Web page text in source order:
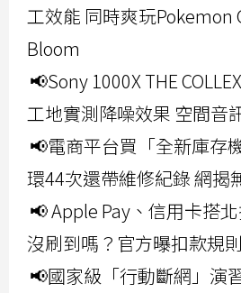
工效能 同時爽玩Pokemon
Bloom
📢Sony 1000X THE
工地實測降噪效果 空間音
📢電商平台買「全新庫存
環44次還帶維修紀錄 網揭
📢 Apple Pay、信用卡搭
沒刷到嗎？官方曝扣款規
📢國家級「行動斷網」演